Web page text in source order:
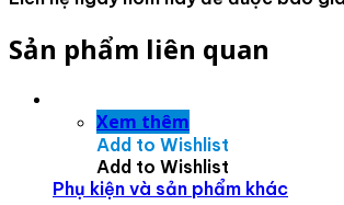
Sản phẩm liên quan
Xem thêm
Add to Wishlist
Add to Wishlist
Phụ kiện và sản phẩm khác